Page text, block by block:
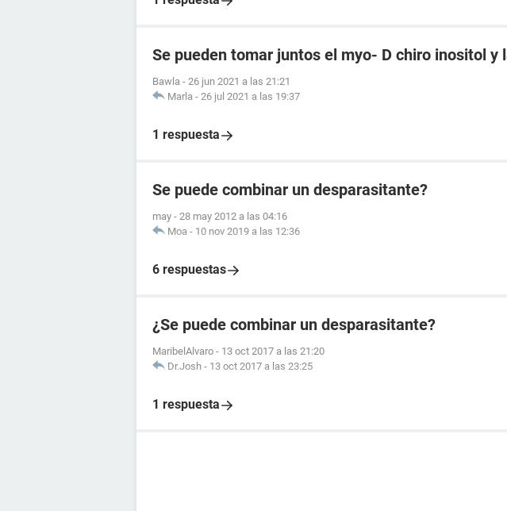
Se pueden tomar juntos el myo- D chiro inositol y
Bawla - 26 jun 2021 a las 21:21
Marla - 26 jul 2021 a las 19:37
1 respuesta
Se puede combinar un desparasitante?
may - 28 may 2012 a las 04:16
Moa - 10 nov 2019 a las 12:36
6 respuestas
¿Se puede combinar un desparasitante?
MaribelAlvaro - 13 oct 2017 a las 21:20
Dr.Josh - 13 oct 2017 a las 23:25
1 respuesta